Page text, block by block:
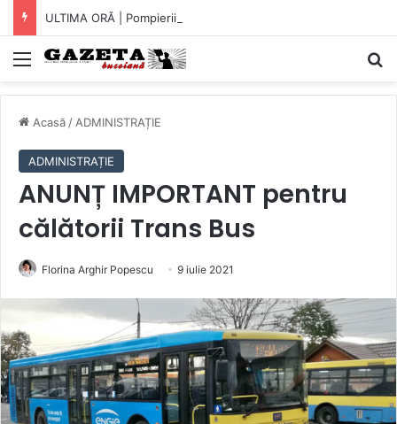
Mediu
Acasă / ADMINISTRAȚIE
ADMINISTRAȚIE
ANUNȚ IMPORTANT pentru
călătorii Trans Bus
Florina Arghir Popescu 9 iulie 2021